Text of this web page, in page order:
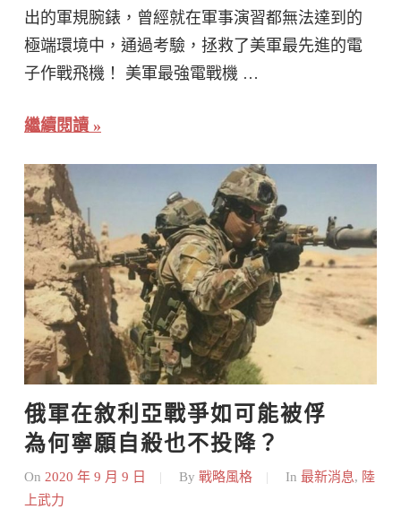
出的軍規腕錶，曾經就在軍事演習都無法達到的
極端環境中，通過考驗，拯救了美軍最先進的電
子作戰飛機！ 美軍最強電戰機 …
繼續閱讀
俄軍在敘利亞戰爭如可能被俘
為何寧願自殺也不投降？
On 2020 年 9 月 9 日 By 戰略風格 In 最新消息, 陸
上武力